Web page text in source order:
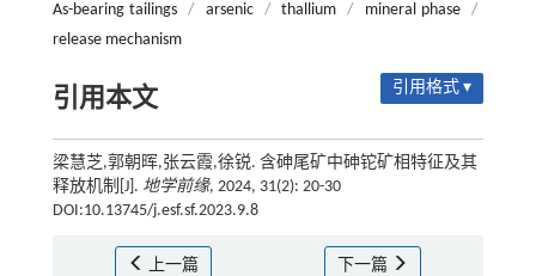
As-bearing tailings / arsenic / thallium / mineral phase
/
release mechanism
引用本文 引用格式 ▾
梁慧芝,郭朝晖,张云霞,徐锐. 含砷尾矿中砷铊矿相特征及其
释放机制[J]. 地学前缘, 2024, 31(2): 20-30
DOI:10.13745/j.esf.sf.2023.9.8
上一篇 下一篇